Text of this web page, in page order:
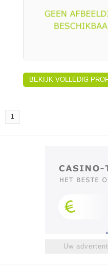
BEKIJK VOLLEDIG
1
Uw